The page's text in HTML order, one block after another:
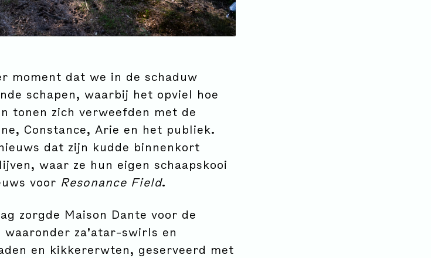
moment dat we in de schaduw
schapen, waarbij het opviel hoe
tonen zich verweefden met de
Constance, Arie en het publiek.
dat zijn kudde binnenkort
waar ze hun eigen schaapskooi
voor Resonance Field.
zorgde Maison Dante voor de
waaronder za'atar-swirls en
en kikkererwten, geserveerd met